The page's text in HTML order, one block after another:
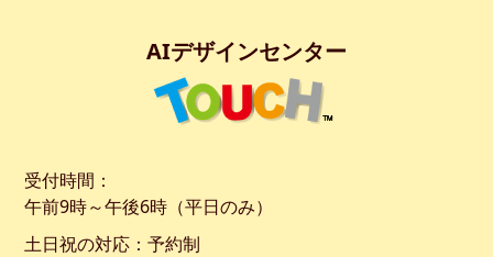
AIデザインセンター
受付時間：
午前9時～午後6時（平日のみ）
土日祝の対応：予約制